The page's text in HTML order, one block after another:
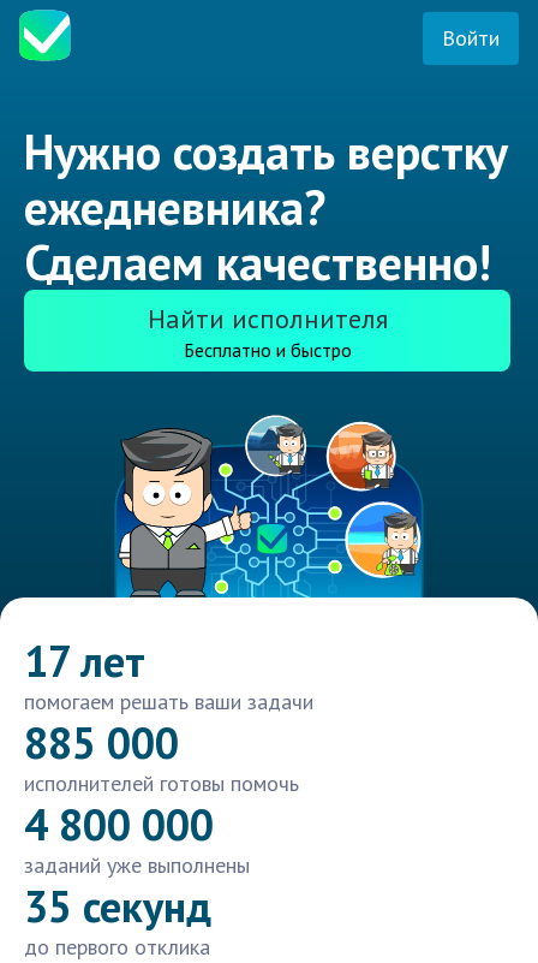
Войти
Нужно создать верстку
ежедневника?
Сделаем качественно!
Найти исполнителя
Бесплатно и быстро
17 лет
помогаем решать ваши задачи
885 000
исполнителей готовы помочь
4 800 000
заданий уже выполнены
35 секунд
до первого отклика